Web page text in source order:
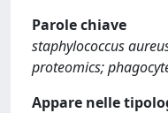
Parole chiave
staphylococcus
proteomics;
Appare nelle